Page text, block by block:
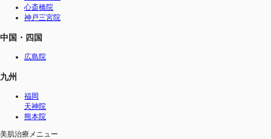
心斎橋院
神戸三宮院
中国・四国
広島院
九州
福岡
天神院
熊本院
美肌治療メニュー